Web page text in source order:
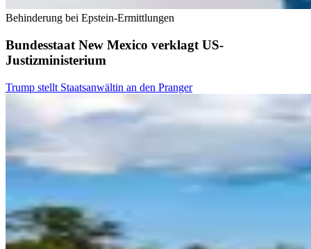
Behinderung bei Epstein-Ermittlungen
Bundesstaat New Mexico verklagt US-
Justizministerium
Trump stellt Staatsanwältin an den Pranger